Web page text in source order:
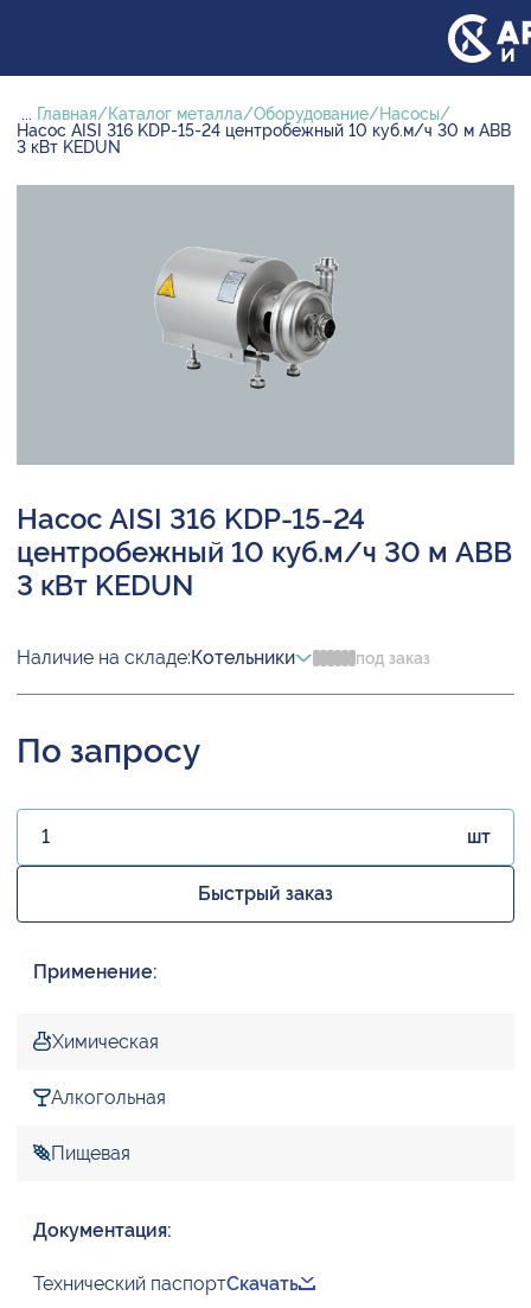
... Главная Каталог металла Оборудование
Насосы
Насос AISI 316 KDP-15-24 центробежный 10 куб.м/ч 30 м ABB
3 кВт KEDUN
Насос AISI 316 KDP-15-24
центробежный 10 куб.м/ч 30 м ABB
3 кВт KEDUN
Наличие на складе:Котельники под заказ
По запросу
шт
Быстрый заказ
Применение:
Химическая
Алкогольная
Пищевая
Документация:
Технический паспортСкачать